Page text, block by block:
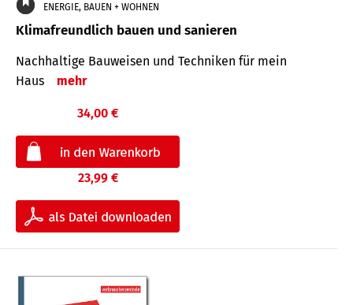
ENERGIE, BAUEN + WOHNEN
Klimafreundlich bauen und sanieren
Nachhaltige Bauweisen und Techniken für mein
Haus
mehr
34,00 €
23,99 €